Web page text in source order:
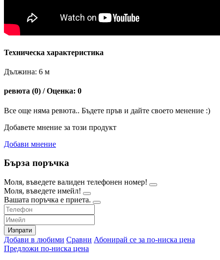
Техническа характеристика
Дължина: 6 м
ревюта (0) / Оценка: 0
Все още няма ревюта.. Бъдете пръв и дайте своето менение :)
Добавете мнение за този продукт
Добави мнение
Бърза поръчка
Моля, въведете валиден телефонен номер!
Моля, въведете имейл!
Вашата поръчка е приета.
Изпрати
Добави в любими Сравни Абонирай се за по-ниска цена
Предложи по-ниска цена